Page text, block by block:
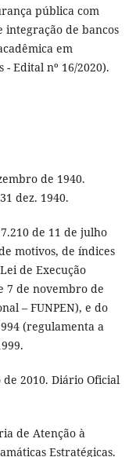
pública com
de bancos
em
- Edital nº 16/2020).
de 1940.
dez. 1940.
de 11 de julho
motivos, de índices
de Execução
7 de novembro de
– FUNPEN), e do
(regulamenta a
de 2010. Diário Oficial
de Atenção à
Estratégicas.